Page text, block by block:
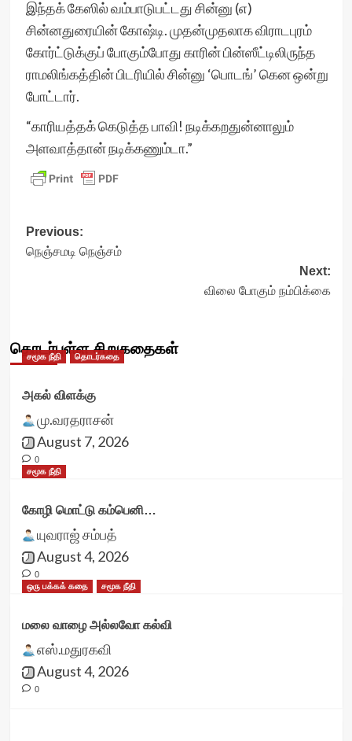
இந்தக் கேஸில் வம்பாடுபட்டது சின்னு (எ)
சின்னதுரையின் கோஷ்டி. முதன்முதலாக விராடபுரம்
கோர்ட்டுக்குப் போகும்போது காரின் பின்ஸீட்டிலிருந்த
ராமலிங்கத்தின் பிடரியில் சின்னு ‘பொடங்’ கென ஒன்று
போட்டார்.
“காரியத்தக் கெடுத்த பாவி! நடிக்கறதுன்னாலும்
அளவாத்தான் நடிக்கணும்டா.”
Post
navigation
Previous:
நெஞ்சமடி நெஞ்சம்
Next:
விலை போகும் நம்பிக்கை
தொடர்புள்ள சிறுகதைகள்
சமூக நீதி தொடர்கதை
அகல் விளக்கு
மு.வரதராசன்
August 7, 2026
0
சமூக நீதி
கோழி மொட்டு கம்பெனி…
யுவராஜ் சம்பத்
August 4, 2026
0
ஒரு பக்கக் கதை
சமூக நீதி
மலை வாழை அல்லவோ கல்வி
எஸ்.மதுரகவி
August 4, 2026
0